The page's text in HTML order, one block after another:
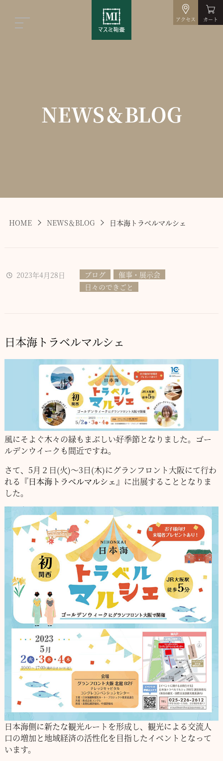
アクセス カート
NEWS＆BLOG
HOME NEWS＆BLOG 日本海トラベルマルシェ
2023年4月28日 ブログ
催事・展示会
日々のできごと
日本海トラベルマルシェ
風にそよぐ木々の緑もまぶしい好季節となりました。 ゴー
ルデンウイークも間近ですね。
さて、5月２日(火)～3日(木)にグランフロント大阪にて行わ
れる 『日本海トラベルマルシェ』に出展することとなりま
した。
日本海側に新たな観光ルートを形成し、観光による交流人
口の増加と地域経済の活性化を目指したイベントとなって
います。